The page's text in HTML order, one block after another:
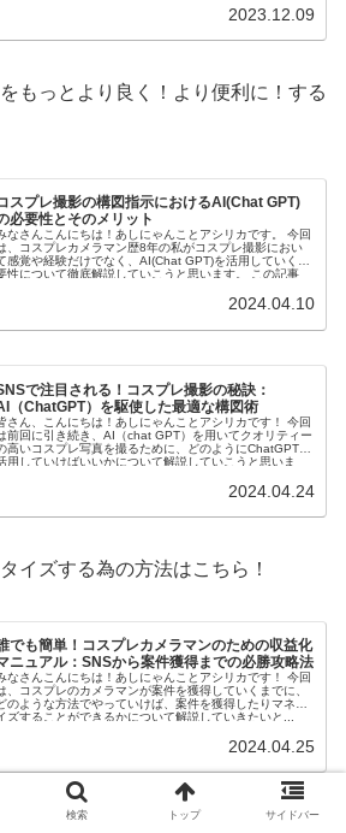
2023.12.09
もっとより良く！より便利に！する
スプレ撮影の構図指示におけるAI(Chat GPT)
必要性とそのメリット
なさんこんにちは！あしにゃんことアシリカです。 今回
、コスプレカメラマン歴8年の私がコスプレ撮影におい
感覚や経験だけでなく、AI(Chat GPT)を活用していく重
性について徹底解説していこうと思います。 この記事
2024.04.10
で注目される！コスプレ撮影の秘訣：
（ChatGPT）を駆使した最適な構図術
さん、こんにちは！あしにゃんことアシリカです！ 今回
前回に引き続き、AI（chat GPT）を用いてクオリティー
高いコスプレ写真を撮るために、どのようにChatGPTを
用していけばいいかについて解説していこうと思いま
2024.04.24
イズする為の方法はこちら！
でも簡単！コスプレカメラマンのための収益化
ニュアル：SNSから案件獲得までの必勝攻略法
なさんこんにちは！あしにゃんことアシリカです！ 今回
、コスプレのカメラマンが案件を獲得していくまでに、
のような方法でやっていけば、案件を獲得したりマネタ
ズすることができるかについて解説していきたいと...
2024.04.25
のような準備をすれば良いかの解説
検索 トップ サイドバー